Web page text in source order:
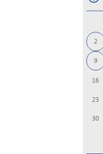
2
9
16
23
30